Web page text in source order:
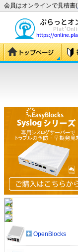
会員はオンラインで見積書(
OpenBlocks